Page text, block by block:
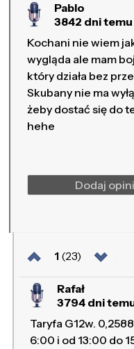
Pablo
3842 dni temu
Kochani nie wiem
wygląda ale mam
który działa bez
Skubany nie ma
żeby dostać się do
hehe
Dodaj
1 (23)
Rafał
3794 dni
Taryfa G12w.
6:00 i od 13:00 do